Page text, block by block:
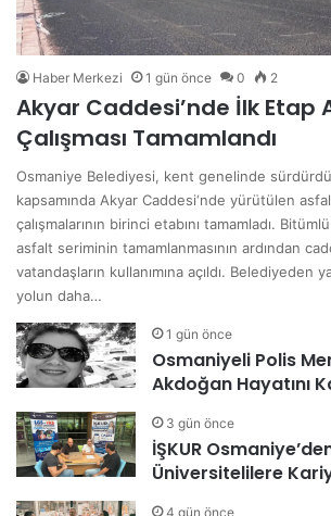
Haber Merkezi 1 gün önce 0 2
Akyar Caddesi’nde İlk Etap
Çalışması Tamamlandı
Osmaniye Belediyesi, kent genelinde
kapsamında Akyar Caddesi‘nde yürütülen
çalışmalarının birinci etabını tamamladı. Bitümlü
asfalt seriminin tamamlanmasının ardından
vatandaşların kullanımına açıldı. Belediyeden
yolun daha…
1 gün önce
Osmaniyeli Polis
Akdoğan Hayatını
3 gün önce
İŞKUR
Üniversitelilere
4 gün önce